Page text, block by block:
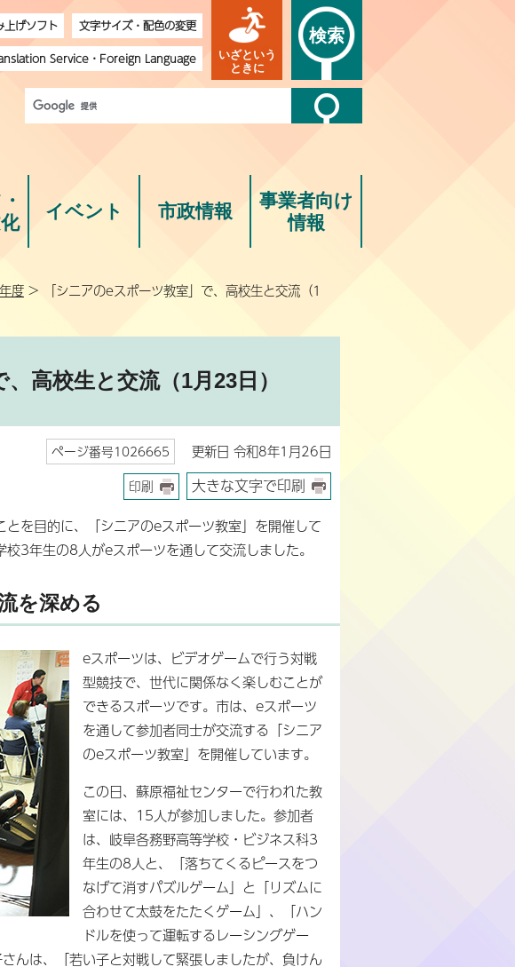
上げソフト
文字サイズ・配色の変更
Service・ Foreign Language
いざという
ときに
検索
イベント 市政情報
事業者向け
情報
度 > 「シニアのeスポーツ教室」で、高校生と交流（1
高校生と交流（1月23日）
ページ番号1026665 更新日 令和8年1月26日
印刷 大きな文字で印刷
を目的に、「シニアのeスポーツ教室」を開催して
3年生の8人がeスポーツを通して交流しました。
を深める
eスポーツは、ビデオゲームで行う対戦
型競技で、世代に関係なく楽しむことが
できるスポーツです。市は、eスポーツ
を通して参加者同士が交流する「シニア
のeスポーツ教室」を開催しています。
この日、蘇原福祉センターで行われた教
室には、15人が参加しました。参加者
は、岐阜各務野高等学校・ビジネス科3
年生の8人と、「落ちてくるピースをつ
なげて消すパズルゲーム」と「リズムに
合わせて太鼓をたたくゲーム」、「ハン
ドルを使って運転するレーシングゲー
んは、「若い子と対戦して緊張しましたが、負けん